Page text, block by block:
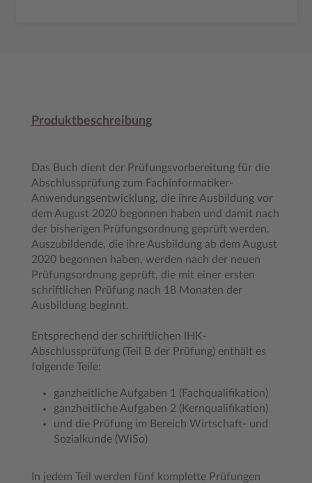
Produktbeschreibung
Das Buch dient der Prüfungsvorbereitung für die
Abschlussprüfung zum Fachinformatiker-
Anwendungsentwicklung, die ihre Ausbildung vor
dem August 2020 begonnen haben und damit nach
der bisherigen Prüfungsordnung geprüft werden.
Auszubildende, die ihre Ausbildung ab dem August
2020 begonnen haben, werden nach der neuen
Prüfungsordnung geprüft, die mit einer ersten
schriftlichen Prüfung nach 18 Monaten der
Ausbildung beginnt.
Entsprechend der schriftlichen IHK-
Abschlussprüfung (Teil B der Prüfung) enthält es
folgende Teile:
ganzheitliche Aufgaben 1 (Fachqualifikation)
ganzheitliche Aufgaben 2 (Kernqualifikation)
und die Prüfung im Bereich Wirtschaft- und
Sozialkunde (WiSo)
In jedem Teil werden fünf komplette Prüfungen